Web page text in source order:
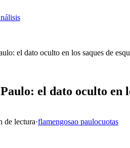
el dato oculto en los saques de
el dato oculto en
de lectura·flamengosao paulocuotas